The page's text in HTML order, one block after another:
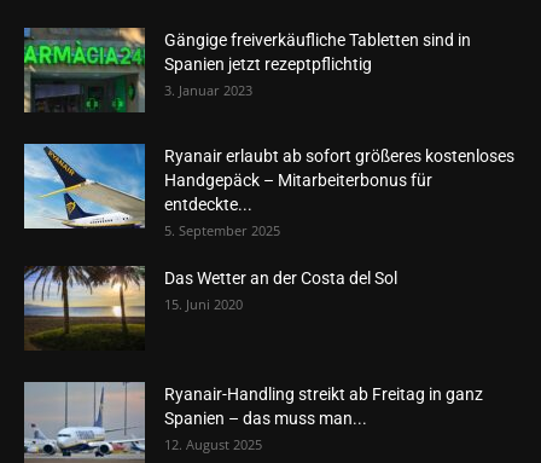
Gängige freiverkäufliche Tabletten sind in
Spanien jetzt rezeptpflichtig
3. Januar 2023
Ryanair erlaubt ab sofort größeres kostenloses
Handgepäck – Mitarbeiterbonus für
entdeckte...
5. September 2025
Das Wetter an der Costa del Sol
15. Juni 2020
Ryanair-Handling streikt ab Freitag in ganz
Spanien – das muss man...
12. August 2025